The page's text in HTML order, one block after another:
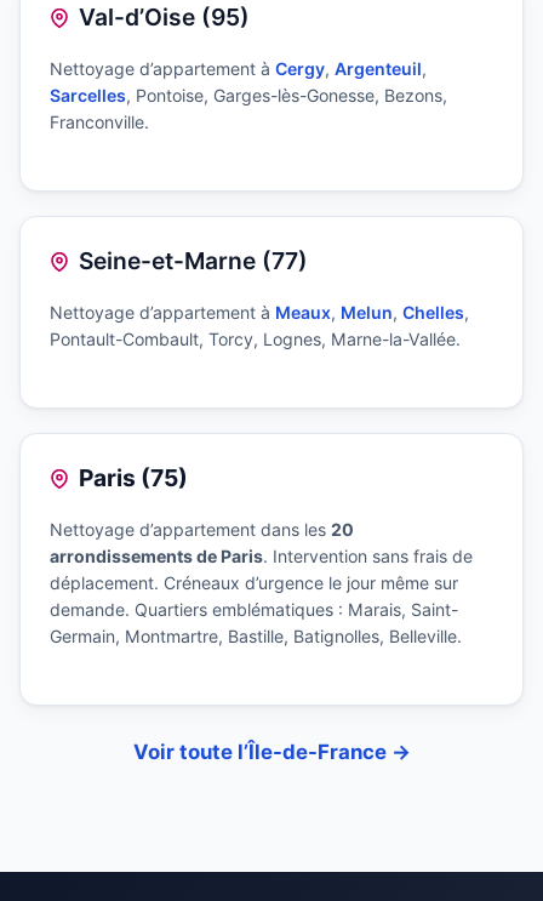
Val-d’Oise (95)
Nettoyage d’appartement à Cergy, Argenteuil,
Sarcelles, Pontoise, Garges-lès-Gonesse, Bezons,
Franconville.
Seine-et-Marne (77)
Nettoyage d’appartement à Meaux, Melun, Chelles,
Pontault-Combault, Torcy, Lognes, Marne-la-Vallée.
Paris (75)
Nettoyage d’appartement dans les 20
arrondissements de Paris. Intervention sans frais de
déplacement. Créneaux d’urgence le jour même sur
demande. Quartiers emblématiques : Marais, Saint-
Germain, Montmartre, Bastille, Batignolles, Belleville.
Voir toute l’Île-de-France →